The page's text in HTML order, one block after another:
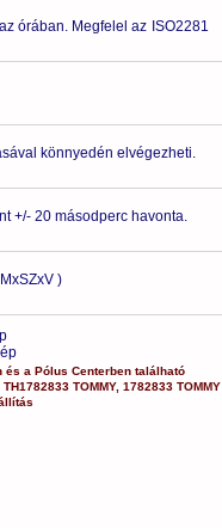
órában. Megfelel az ISO2281
könnyedén elvégezheti.
+/- 20 másodperc havonta.
)
és a Pólus Centerbentalálható
TH1782833 TOMMY, 1782833 TOMMY